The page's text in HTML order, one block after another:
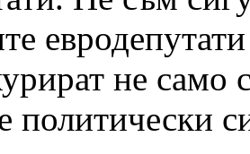
не само
политически